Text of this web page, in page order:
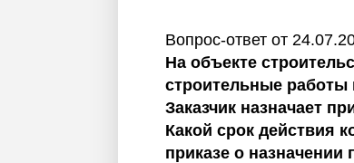
Вопрос-ответ от
На объекте
строительные работы
Заказчик назначает
Какой срок действия
приказе о